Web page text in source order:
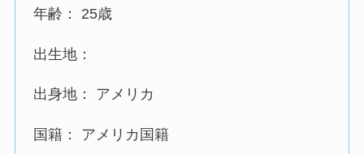
年齢： 25歳
出生地：
出身地： アメリカ
国籍： アメリカ国籍